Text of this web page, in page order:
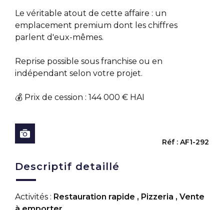
Le véritable atout de cette affaire : un
emplacement premium dont les chiffres
parlent d'eux-mêmes.
Reprise possible sous franchise ou en
indépendant selon votre projet.
💰 Prix de cession : 144 000 € HAI
Réf : AF1-292
Descriptif detaillé
Activités : Restauration rapide , Pizzeria , Vente